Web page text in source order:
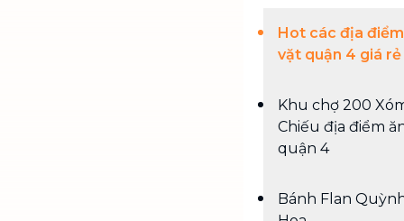
Hot các địa
vặt quận 4 giá rẻ
Khu chợ 200
Chiếu địa điểm
quận 4
Bánh Flan